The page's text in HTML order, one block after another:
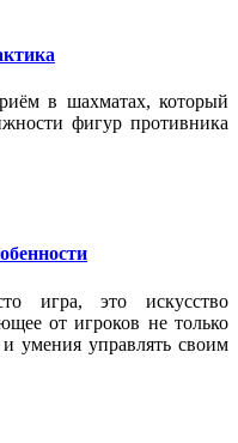
в шахматах, который
фигур противника
игра, это искусство
от игроков не только
умения управлять своим